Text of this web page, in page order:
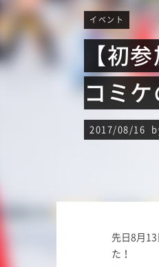
イベント
【初
コミ
2017/08/16
先日8月
た！